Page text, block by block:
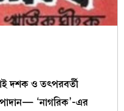
দশক ও তৎপরবর্তী
‘নাগরিক’-এর